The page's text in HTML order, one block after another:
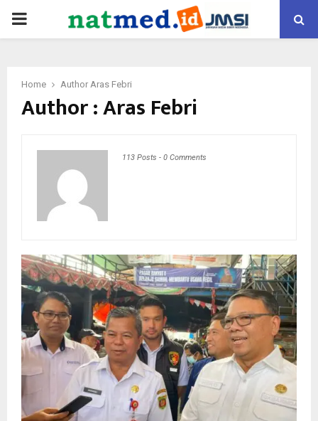
PRIMARY
Home Author Aras Febri
Author :Aras Febri
113 Posts - 0 Comments